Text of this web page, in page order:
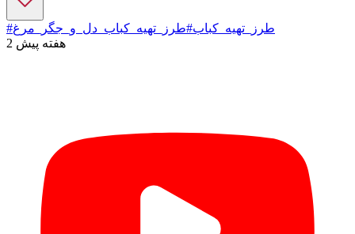
#طرز_تهیه_کباب#طرز_تهیه_کباب_دل_و_جگر_مرغ
2 هفته پیش